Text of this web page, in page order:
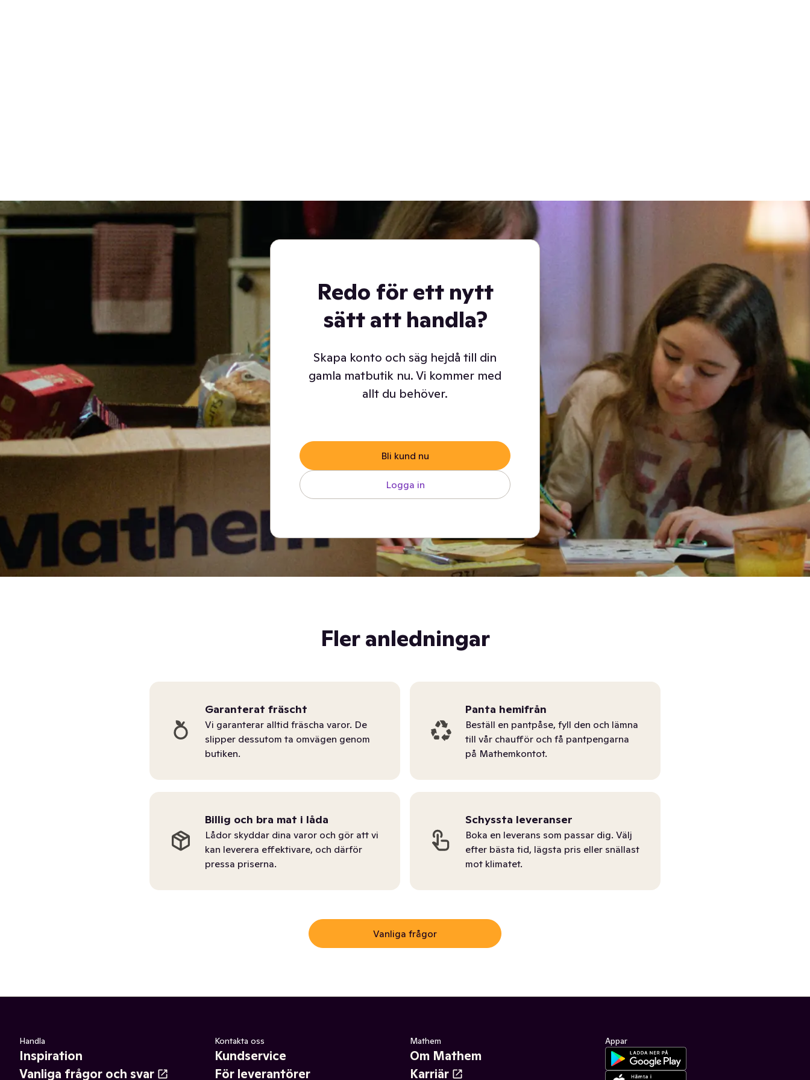
Redo för ett nytt
sätt att handla?
Skapa konto och säg hejdå till din
gamla matbutik nu. Vi kommer med
allt du behöver.
Bli kund nu
Logga in
Fler anledningar
Garanterat fräscht
Vi garanterar alltid fräscha varor. De
slipper dessutom ta omvägen genom
butiken.
Panta hemifrån
Beställ en pantpåse, fyll den och lämna
till vår chaufför och få pantpengarna
på Mathemkontot.
Billig och bra mat i låda
Lådor skyddar dina varor och gör att vi
kan leverera effektivare, och därför
pressa priserna.
Schyssta leveranser
Boka en leverans som passar dig. Välj
efter bästa tid, lägsta pris eller snällast
mot klimatet.
Vanliga frågor
Handla
Inspiration
Vanliga frågor och svar
Kontakta oss
Kundservice
För leverantörer
Mathem
Om Mathem
Karriär
Appar